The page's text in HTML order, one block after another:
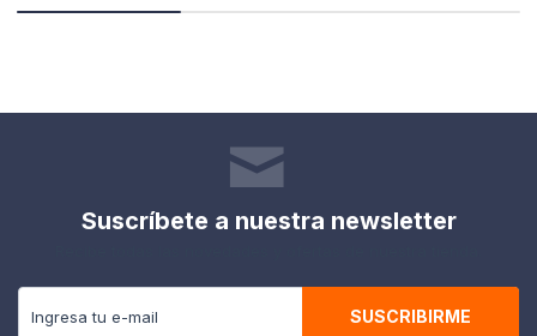
Suscríbete a nuestra newsletter
SUSCRIBIRME